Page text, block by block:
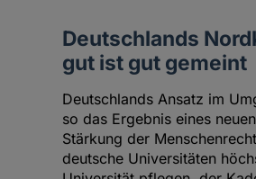
Deutschlands
gut ist gut gemeint
Deutschlands Ansatz im
so das Ergebnis eines
Stärkung der
deutsche Universitäten